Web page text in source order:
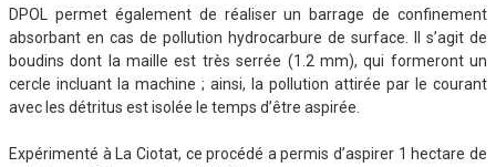
DPOL permet également de réaliser un barrage de confinement
absorbant en cas de pollution hydrocarbure de surface. Il s’agit de
boudins dont la maille est très serrée (1.2 mm), qui formeront un
cercle incluant la machine ; ainsi, la pollution attirée par le courant
avec les détritus est isolée le temps d’être aspirée.
Expérimenté à La Ciotat, ce procédé a permis d’aspirer 1 hectare de